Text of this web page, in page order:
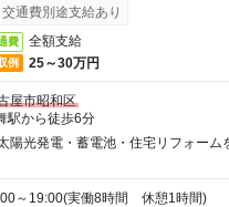
交通費別途支給あり
費 全額支給
例 25～30万円
屋市昭和区
駅から徒歩6分
陽光発電・蓄電池・住宅リフォーム
～19:00(実働8時間 休憩1時間)